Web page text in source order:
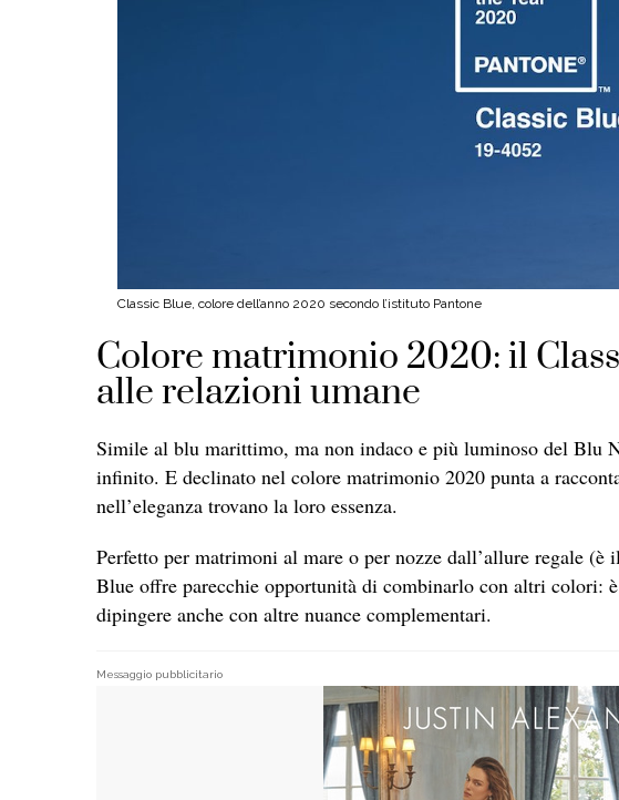
Classic Blue, colore dell’anno 2020 secondo l’istituto Pantone
Colore matrimonio 2020: il
alle relazioni umane
Simile al blu marittimo, ma non indaco e più luminoso del Blu
infinito. E declinato nel colore matrimonio 2020 punta a
nell’eleganza trovano la loro essenza.
Perfetto per matrimoni al mare o per nozze dall’allure regale
Blue offre parecchie opportunità di combinarlo con altri colori: è
dipingere anche con altre nuance complementari.
Messaggio pubblicitario